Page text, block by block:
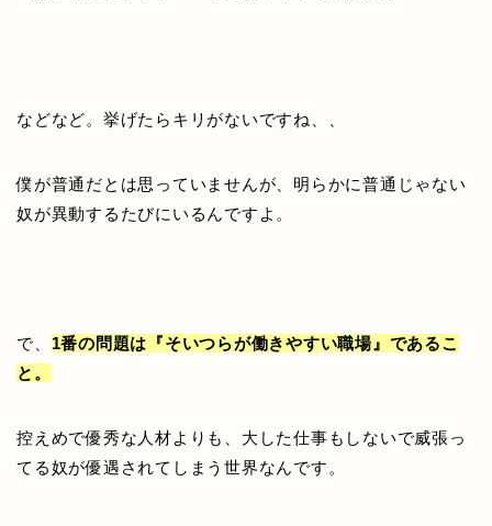
などなど。挙げたらキリがないですね、、
僕が普通だとは思っていませんが、明らかに普通じゃない
奴が異動するたびにいるんですよ。
で、 1番の問題は『そいつらが働きやすい職場』であるこ
と。
控えめで優秀な人材よりも、大した仕事もしないで威張っ
てる奴が優遇されてしまう世界なんです。